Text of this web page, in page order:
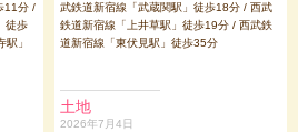
11分 /
徒歩
」
武鉄道新宿線「武蔵関駅」徒歩18分 / 西武
鉄道新宿線「上井草駅」徒歩19分 / 西武鉄
道新宿線「東伏見駅」徒歩35分
土地
2026年7月4日